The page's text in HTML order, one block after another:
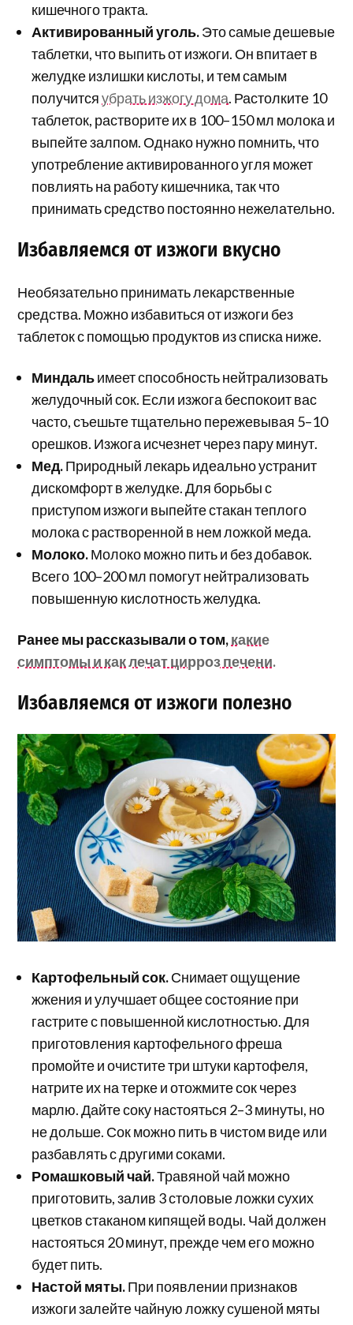
кишечного тракта.
Активированный уголь.Это самые дешевые
таблетки, что выпить от изжоги. Он впитает в
желудке излишки кислоты, и тем самым
получитсяубрать изжогу дома. Растолките 10
таблеток, растворите их в 100–150 мл молока и
выпейте залпом. Однако нужно помнить, что
употребление активированного угля может
повлиять на работу кишечника, так что
принимать средство постоянно нежелательно.
Избавляемся от изжоги вкусно
Необязательно принимать лекарственные
средства. Можноизбавиться от изжоги без
таблеток с помощью продуктов из списка ниже.
Миндальимеет способность нейтрализовать
желудочный сок. Если изжога беспокоит вас
часто, съешьте тщательно пережевывая 5–10
орешков. Изжога исчезнет через пару минут.
Мед.Природный лекарь идеально устранит
дискомфорт в желудке. Для борьбы с
приступом изжоги выпейте стакан теплого
молока с растворенной в нем ложкой меда.
Молоко.Молоко можно пить и без добавок.
Всего 100–200 мл помогут нейтрализовать
повышенную кислотность желудка.
Ранее мы рассказывали о том,какие
симптомы и как лечат цирроз печени.
Избавляемся от изжоги полезно
Картофельный сок.Снимает ощущение
жжения и улучшает общее состояние при
гастрите с повышенной кислотностью. Для
приготовления картофельного фреша
промойте и очистите три штуки картофеля,
натрите их на терке и отожмите сок через
марлю. Дайте соку настояться 2–3 минуты, но
не дольше. Сок можно пить в чистом виде или
разбавлять с другими соками.
Ромашковый чай.Травяной чай можно
приготовить, залив 3 столовые ложки сухих
цветков стаканом кипящей воды. Чай должен
настояться 20 минут, прежде чем его можно
будет пить.
Настой мяты.При появлении признаков
изжоги залейте чайную ложку сушеной мяты